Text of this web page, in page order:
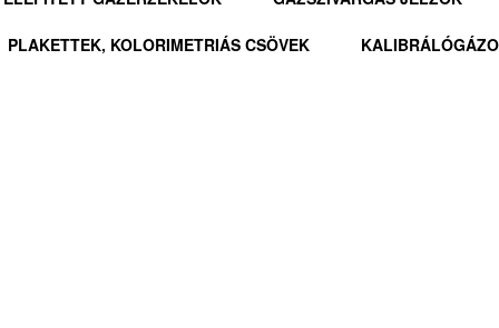
PLAKETTEK, KOLORIMETRIÁS CSÖVEK